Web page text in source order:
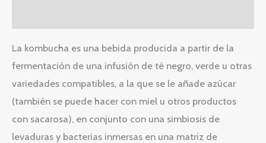
La kombucha es una bebida producida a partir de la
fermentación de una infusión de té negro, verde u otras
variedades compatibles, a la que se le añade azúcar
(también se puede hacer con miel u otros productos
con sacarosa), en conjunto con una simbiosis de
levaduras y bacterias inmersas en una matriz de